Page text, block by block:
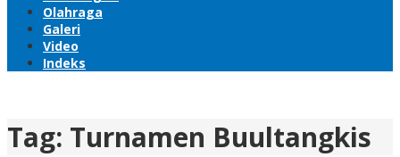
Olahraga
Galeri
Video
Indeks
Tag: Turnamen Buultangkis